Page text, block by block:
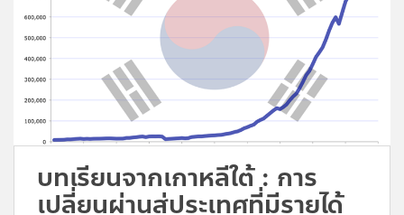
บทเรียนจากเกาหลีใต้ : การ
เปลี่ยนผ่านสู่ประเทศที่มีรายได้